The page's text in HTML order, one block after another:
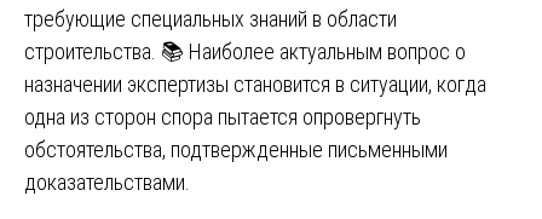
требующие специальных знаний в области
строительства. 📚 Наиболее актуальным вопрос о
назначении экспертизы становится в ситуации, когда
одна из сторон спора пытается опровергнуть
обстоятельства, подтвержденные письменными
доказательствами.